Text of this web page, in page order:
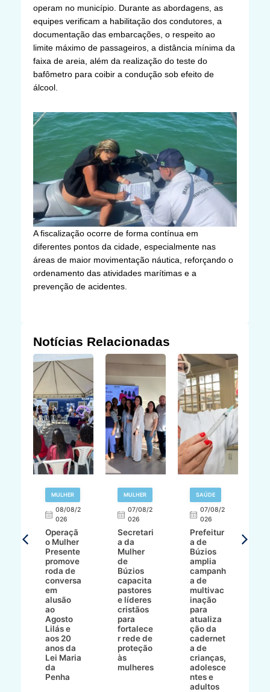
operam no município. Durante as abordagens, as
equipes verificam a habilitação dos condutores, a
documentação das embarcações, o respeito ao
limite máximo de passageiros, a distância mínima da
faixa de areia, além da realização do teste do
bafômetro para coibir a condução sob efeito de
álcool.
A fiscalização ocorre de forma contínua em
diferentes pontos da cidade, especialmente nas
áreas de maior movimentação náutica, reforçando o
ordenamento das atividades marítimas e a
prevenção de acidentes.
Notícias Relacionadas
MULHER
08/08/2
026
Operaçã
o Mulher
Presente
promove
roda de
conversa
em
alusão
ao
Agosto
Lilás e
aos 20
anos da
Lei Maria
da
Penha
MULHER
07/08/2
026
Secretari
a da
Mulher
de
Búzios
capacita
pastores
e líderes
cristãos
para
fortalece
r rede de
proteção
às
mulheres
SAÚDE
07/08/2
026
Prefeitur
a de
Búzios
amplia
campanh
a de
multivac
inação
para
atualiza
ção da
cadernet
a de
crianças,
adolesce
ntes e
adultos